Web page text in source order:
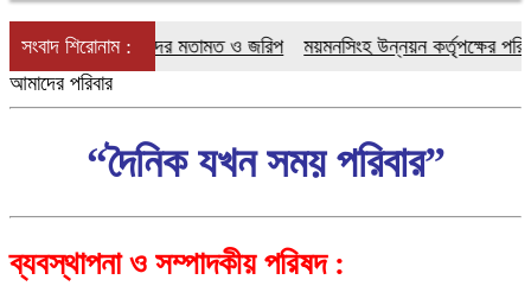
সংবাদ শিরোনাম :
নিয়ে বিশিষ্টজনদের মতামত ও জরিপ
ময়মনসিংহ উন্নয়ন কর্তৃপক্ষের
আমাদের পরিবার
“দৈনিক যখন সময় পরিবার”
ব্যবস্থাপনা ও সম্পাদকীয় পরিষদ :